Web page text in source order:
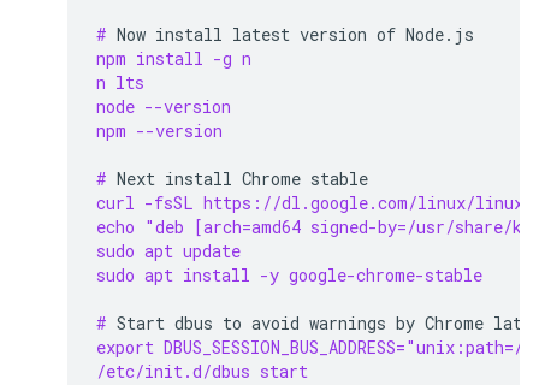
# Now install latest version of
npm install -g n
n lts
node --version
npm --version
# Next install Chrome
curl -fsSL https://dl.google.com/linux/
echo "deb [arch=amd64 signed-by=/usr/
sudo apt update
sudo apt install -y google-chrome-stable
# Start dbus to avoid warnings by Chrome
export
/etc/init.d/dbus start